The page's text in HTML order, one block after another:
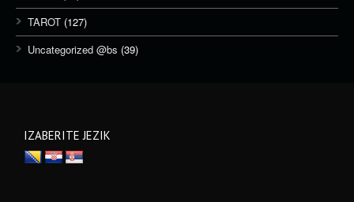
TAROT (127)
Uncategorized @bs (39)
IZABERITE JEZIK